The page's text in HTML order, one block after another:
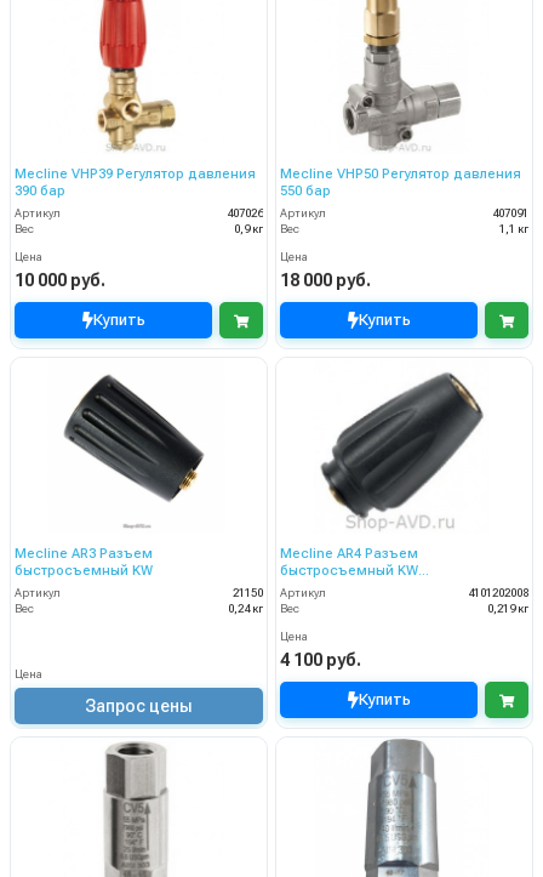
Mecline VHP39 Регулятор давления
390 бар
Артикул
407026
Вес
0,9 кг
Цена
10 000 руб.
Купить
Mecline VHP50 Регулятор давления
550 бар
Артикул
407091
Вес
1,1 кг
Цена
18 000 руб.
Купить
Mecline AR3 Разъем
быстросъемный KW
Артикул
21150
Вес
0,24 кг
Цена
Запрос цены
Mecline AR4 Разъем
быстросъемный KW
(нержавеющая сталь)
Артикул
4101202008
Вес
0,219 кг
Цена
4 100 руб.
Купить